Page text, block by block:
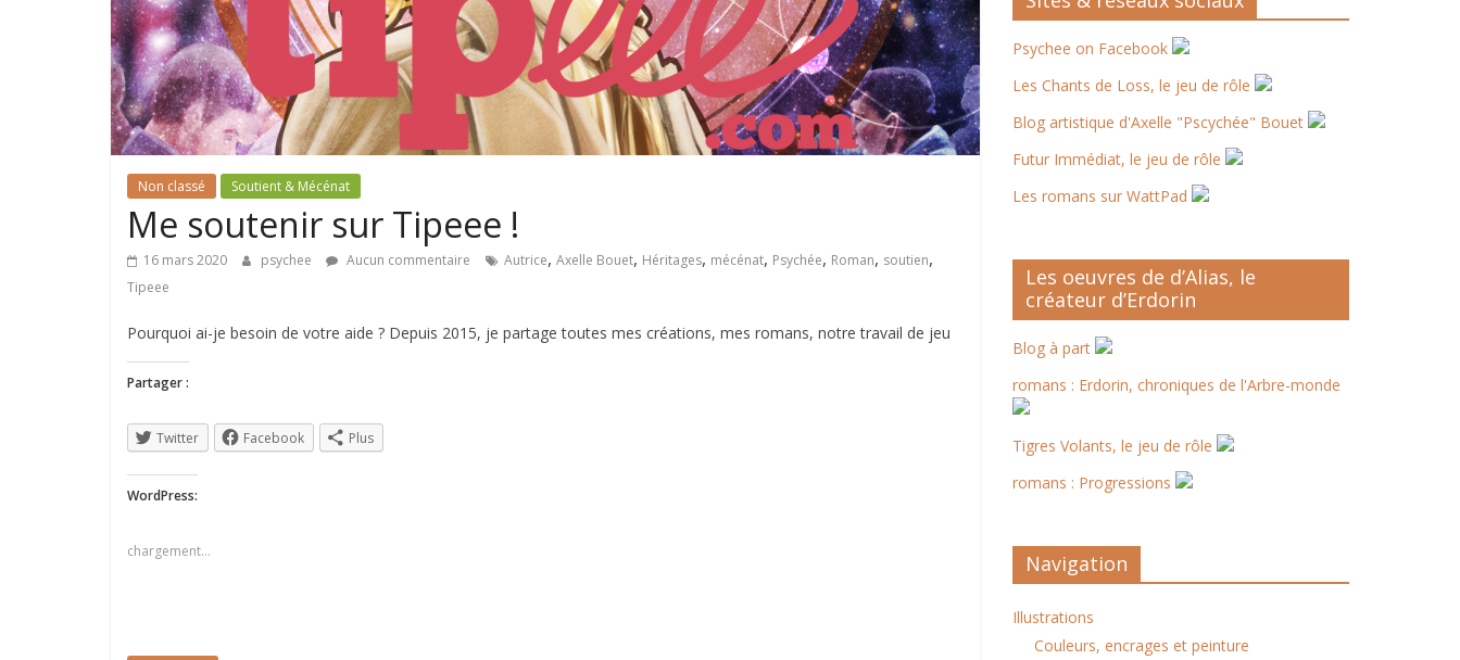
Non classé Soutient & Mécénat
Me soutenir sur Tipeee !
16 mars 2020 psychee Aucun commentaire Autrice, Axelle Bouet, Héritages, mécénat, Psychée, Roman, soutien,
Tipeee
Pourquoi ai-je besoin de votre aide ? Depuis 2015, je partage toutes mes créations, mes romans, notre travail de jeu
Partager :
Twitter Facebook Plus
WordPress:
chargement…
Psychee on Facebook
Les Chants de Loss, le jeu de rôle
Blog artistique d'Axelle "Pscychée" Bouet
Futur Immédiat, le jeu de rôle
Les romans sur WattPad
Les oeuvres de d’Alias, le
créateur d’Erdorin
Blog à part
romans : Erdorin, chroniques de l'Arbre-monde
Tigres Volants, le jeu de rôle
romans : Progressions
Navigation
Illustrations
Couleurs, encrages et peinture